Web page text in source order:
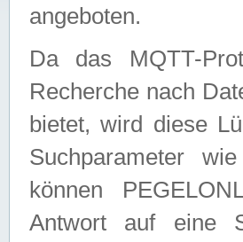
angeboten.
Da das MQTT-
Recherche nach
bietet, wird diese
Suchparameter
können
Antwort auf eine